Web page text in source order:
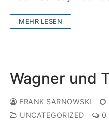
MEHR LESEN
Wagner und
FRANK SARNOWSKI
UNCATEGORIZED
0